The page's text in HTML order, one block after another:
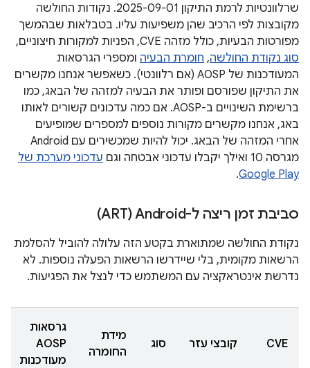
שרלוונטיות לרמת התיקון 2025-09-01. נקודות החולשה
מקובצות לפי הרכיב שהן משפיעות עליו. בטבלאות שבהמשך
מפורטות הבעיות, כולל מזהה CVE, הפניות למקורות חיצוניים,
סוג נקודת החולשה, חומרת הבעיה ומספרי הגרסאות
המעודכנות של AOSP (אם רלוונטי). כשאפשר אנחנו מקשרים
את התיקון שפורסם ופותר את הבעיה למזהה של הבאג, כמו
ברשימת השינויים ב-AOSP. אם כמה עדכונים קשורים לאותו
באג, אנחנו מקשרים מקורות נוספים למספרים שמופיעים
אחרי המזהה של הבאג. יכול להיות שמכשירים עם Android
מגרסה 10 ואילך יקבלו עדכוני אבטחה וגם
עדכוני מערכת של
Google Play
.
סביבת זמן ריצה ל-Android‏ (ART)
נקודת החולשה שמתוארת בקטע הזה עלולה להוביל להסלמת
הרשאות מקומית, בלי שיידרשו הרשאות הפעלה נוספות. לא
נדרשת אינטראקציה עם המשתמש כדי לנצל את הפגיעות.
CVE קובצי עזר סוג
מידת
החומרה
גרסאות
AOSP
מעודכנות